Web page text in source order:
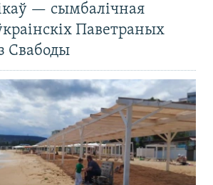
— сымбалічная
Паветраных
Свабоды